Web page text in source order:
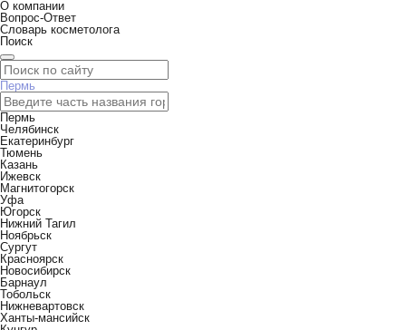
О компании
Вопрос-Ответ
Словарь косметолога
Поиск
Пермь
Пермь
Челябинск
Екатеринбург
Тюмень
Казань
Ижевск
Магнитогорск
Уфа
Югорск
Нижний Тагил
Ноябрьск
Сургут
Красноярск
Новосибирск
Барнаул
Тобольск
Нижневартовск
Ханты-мансийск